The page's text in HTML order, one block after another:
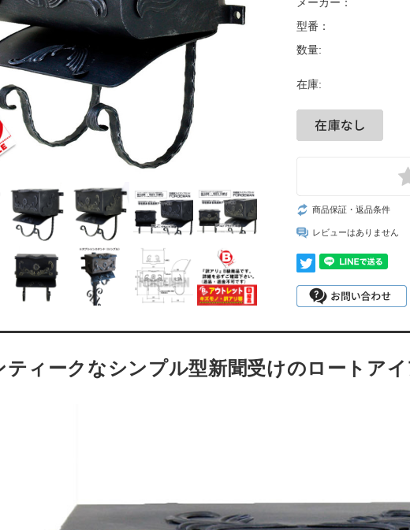
メーカー：
型番：
数量:
在庫:
商品保証・返品条件
レビューはありません
ィークなシンプル型新聞受けのロートアイ